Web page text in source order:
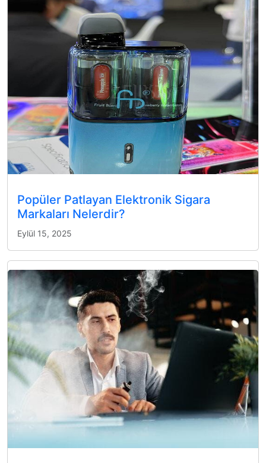
Popüler Patlayan Elektronik Sigara
Markaları Nelerdir?
Eylül 15, 2025